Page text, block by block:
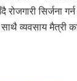
रोजगारी सिर्जना
व्यवसाय मैत्री